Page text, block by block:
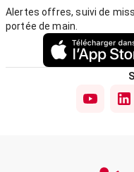
Alertes offres, suivi de
portée de main.